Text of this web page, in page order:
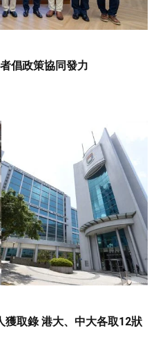
倡政策協同發力
獲取錄 港大、中大各取12狀